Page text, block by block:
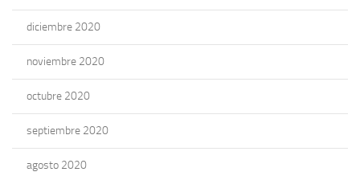
diciembre 2020
noviembre 2020
octubre 2020
septiembre 2020
agosto 2020